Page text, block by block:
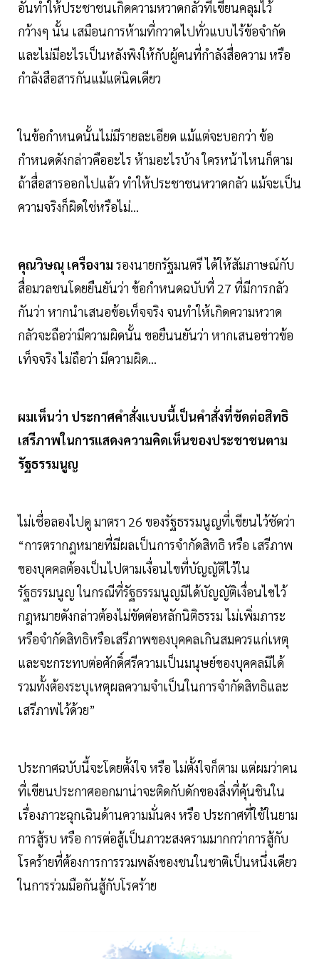
อันทำให้ประชาชนเกิดความหวาดกลัวที่เขียนคลุมไว้
กว้างๆ นั้น เสมือนการห้ามที่กวาดไปทั่วแบบไร้ข้อจำกัด
และไม่มีอะไรเป็นหลังพิงให้กับผู้คนที่กำลังสื่อความ หรือ
กำลังสือสารกันแม้แต่นิดเดียว
ในข้อกำหนดนั้นไม่มีรายละเอียด แม้แต่จะบอกว่า ข้อ
กำหนดดังกล่าวคืออะไร ห้ามอะไรบ้าง ใครหน้าไหนก็ตาม
ถ้าสื่อสารออกไปแล้ว ทำให้ประชาชนหวาดกลัว แม้จะเป็น
ความจริงก็ผิดใช่หรือไม่...
คุณวิษณุ เครืองาม รองนายกรัฐมนตรี ได้ให้สัมภาษณ์กับ
สื่อมวลชนโดยยืนยันว่า ข้อกำหนดฉบับที่ 27 ที่มีการกลัว
กันว่า หากนำเสนอข้อเท็จจริง จนทำให้เกิดความหวาด
กลัวจะถือว่ามีความผิดนั้น ขอยืนนยันว่า หากเสนอข่าวข้อ
เท็จจริง ไม่ถือว่า มีความผิด...
ผมเห็นว่า ประกาศคำสั่งแบบนี้เป็นคำสั่งที่ขัดต่อสิทธิ
เสรีภาพในการแสดงความคิดเห็นของประชาชนตาม
รัฐธรรมนูญ
ไม่เชื่อลองไปดู มาตรา 26 ของรัฐธรรมนูญที่เขียนไว้ชัดว่า
“การตรากฎหมายที่มีผลเป็นการจำกัดสิทธิ หรือ เสรีภาพ
ของบุคคลต้องเป็นไปตามเงื่อนไขที่บัญญัติไว้ใน
รัฐธรรมนูญ ในกรณีที่รัฐธรรมนูญมิได้บัญญัติเงื่อนไขไว้
กฎหมายดังกล่าวต้องไม่ขัดต่อหลักนิติธรรม ไม่เพิ่มภาระ
หรือจำกัดสิทธิหรือเสรีภาพของบุคคลเกินสมควรแก่เหตุ
และจะกระทบต่อศักดิ์ศรีความเป็นมนุษย์ของบุคคลมิได้
รวมทั้งต้องระบุเหตุผลความจำเป็นในการจำกัดสิทธิและ
เสรีภาพไว้ด้วย”
ประกาศฉบับนี้จะโดยตั้งใจ หรือ ไม่ตั้งใจก็ตาม แต่ผมว่าคน
ที่เขียนประกาศออกมาน่าจะติดกับดักของสิ่งที่คุ้นชินใน
เรื่องภาวะฉุกเฉินด้านความมั่นคง หรือ ประกาศที่ใช้ในยาม
การสู้รบ หรือ การต่อสู้เป็นภาวะสงครามมากกว่าการสู้กับ
โรคร้ายที่ต้องการการรวมพลังของชนในชาติเป็นหนึ่งเดียว
ในการร่วมมือกันสู้กับโรคร้าย